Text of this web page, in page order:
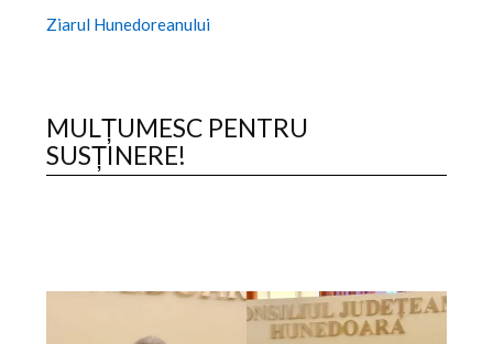
Ziarul Hunedoreanului
MULȚUMESC PENTRU
SUSȚINERE!